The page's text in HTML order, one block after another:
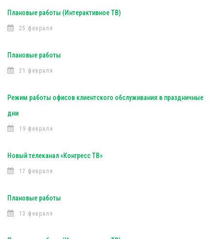
Плановые работы (Интерактивное ТВ)
25 февраля
Плановые работы
21 февраля
Режим работы офисов клиентского обслуживания в праздничные
дни
19 февраля
Новый телеканал «Конгресс ТВ»
17 февраля
Плановые работы
13 февраля